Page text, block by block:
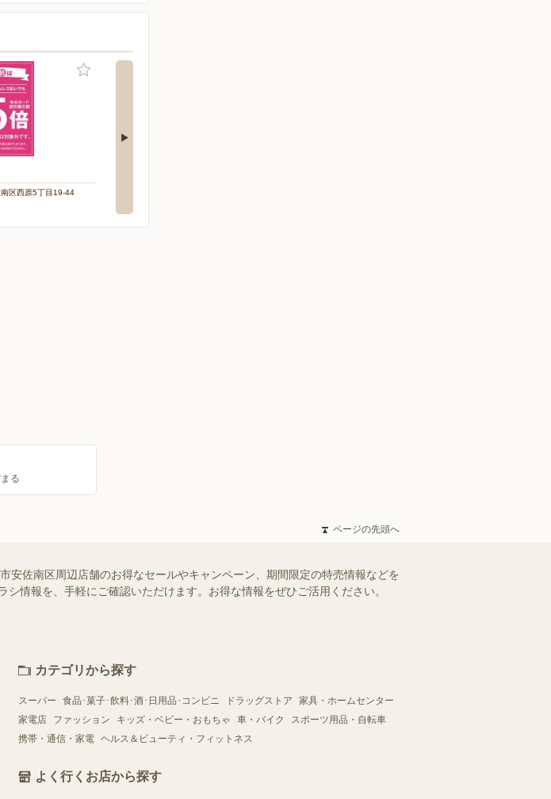
区西原5丁目19-44
る
ページの先頭へ
佐南区周辺店舗のお得なセールやキャンペーン、期間限定の特売情報などを
情報を、手軽にご確認いただけます。お得な情報をぜひご活用ください。
カテゴリから探す
スーパー 食品･菓子･飲料･酒･日用品･コンビニ ドラッグストア
家具・ホームセンター
家電店
ファッション キッズ・ベビー・おもちゃ 車・バイク
スポーツ用品・自転車
携帯・通信・家電 ヘルス＆ビューティ・フィットネス
よく行くお店から探す